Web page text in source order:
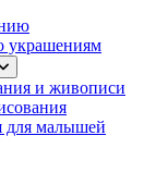
украшениям
и живописи
для малышей